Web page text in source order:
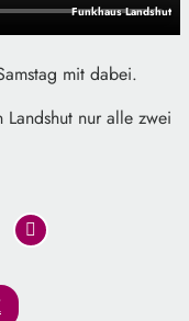
Funkhaus Landshut
mit dabei.
nur alle zwei